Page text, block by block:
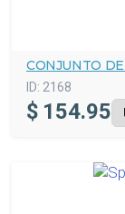
CONJUNTO
ID: 2168
$ 154.95